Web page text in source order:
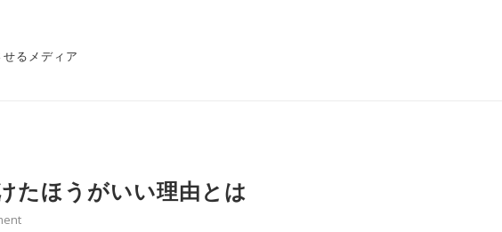
るメディア
たほうがいい理由とは